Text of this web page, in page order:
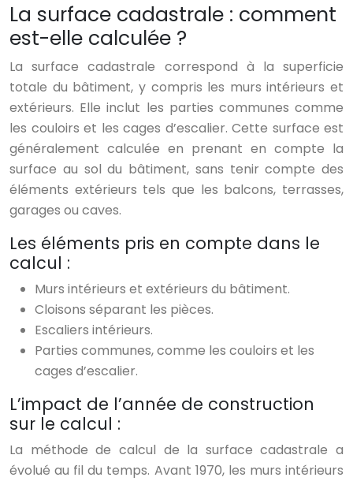
La surface cadastrale : comment
est-elle calculée ?
La surface cadastrale correspond à la superficie
totale du bâtiment, y compris les murs intérieurs et
extérieurs. Elle inclut les parties communes comme
les couloirs et les cages d’escalier. Cette surface est
généralement calculée en prenant en compte la
surface au sol du bâtiment, sans tenir compte des
éléments extérieurs tels que les balcons, terrasses,
garages ou caves.
Les éléments pris en compte dans le
calcul :
Murs intérieurs et extérieurs du bâtiment.
Cloisons séparant les pièces.
Escaliers intérieurs.
Parties communes, comme les couloirs et les
cages d’escalier.
L’impact de l’année de construction
sur le calcul :
La méthode de calcul de la surface cadastrale a
évolué au fil du temps. Avant 1970, les murs intérieurs